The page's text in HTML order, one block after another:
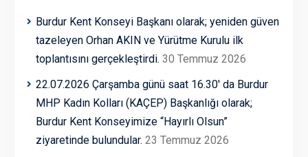
Burdur Kent Konseyi Başkanı olarak; yeniden güven
tazeleyen Orhan AKIN ve Yürütme Kurulu ilk
toplantısını gerçekleştirdi. 30 Temmuz 2026
22.07.2026 Çarşamba günü saat 16.30′ da Burdur
MHP Kadın Kolları (KAÇEP) Başkanlığı olarak;
Burdur Kent Konseyimize “Hayırlı Olsun”
ziyaretinde bulundular. 23 Temmuz 2026